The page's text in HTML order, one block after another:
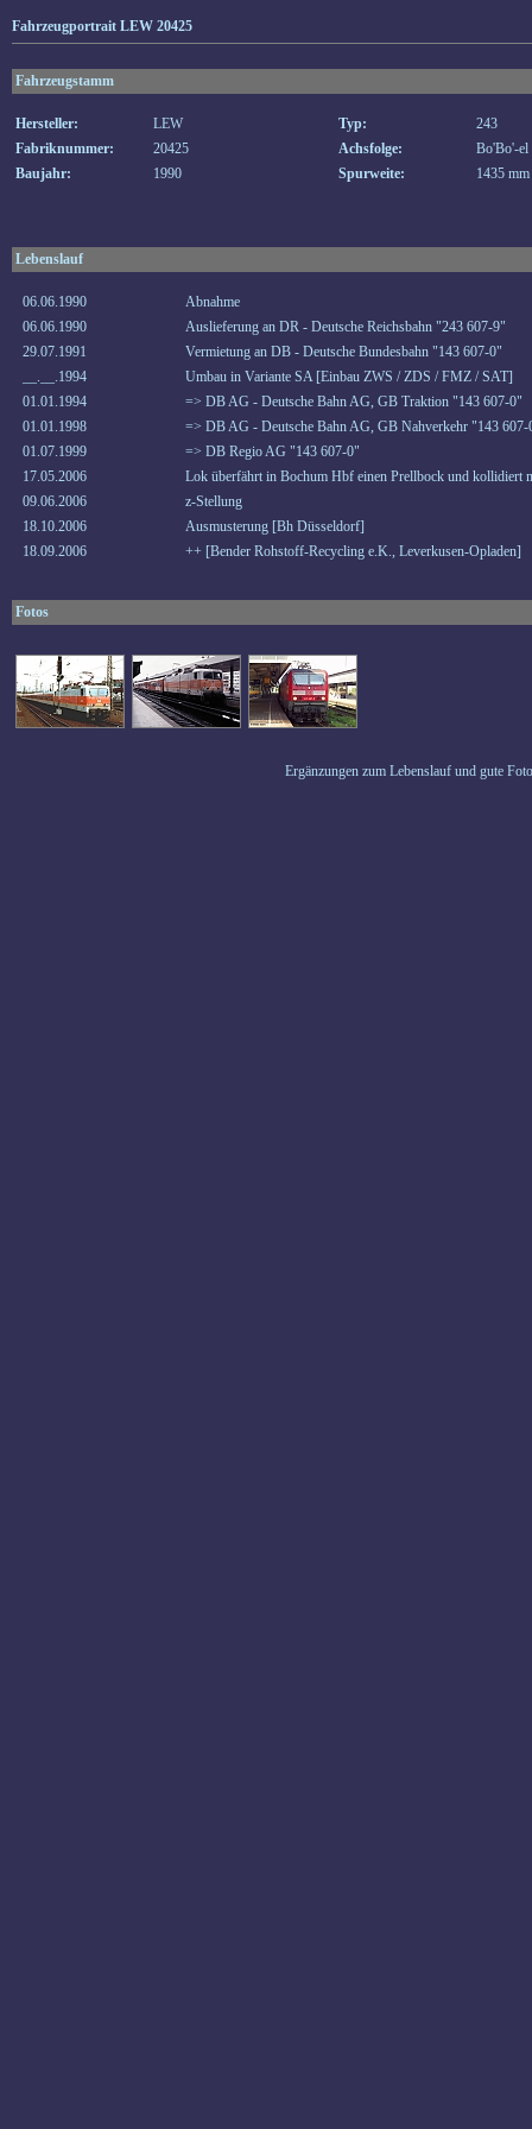
Fahrzeugportrait LEW 20425
Fahrzeugstamm
Hersteller: LEW Typ:
243
Fabriknummer:
20425 Achsfolge:
Bo'Bo'-el
Baujahr:
1990 Spurweite: 1435 mm
Lebenslauf
06.06.1990
Abnahme
06.06.1990
Auslieferung an DR - Deutsche Reichsbahn "243 607-9"
29.07.1991
Vermietung an DB - Deutsche Bundesbahn "143 607-0"
__.__.1994
Umbau in Variante SA [Einbau ZWS / ZDS / FMZ / SAT]
01.01.1994
=> DB AG - Deutsche Bahn AG, GB Traktion "143 607-0"
01.01.1998
=> DB AG - Deutsche Bahn AG, GB Nahverkehr "143 607-
01.07.1999
=> DB Regio AG "143 607-0"
17.05.2006
Lok überfährt in Bochum Hbf einen Prellbock und kollidiert
09.06.2006
z-Stellung
18.10.2006
Ausmusterung [Bh Düsseldorf]
18.09.2006
++ [Bender Rohstoff-Recycling e.K., Leverkusen-Opladen]
Fotos
Ergänzungen zum Lebenslauf und gute